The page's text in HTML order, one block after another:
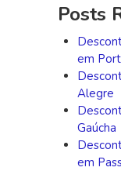
Posts
em
Alegre
Gaúcha
em